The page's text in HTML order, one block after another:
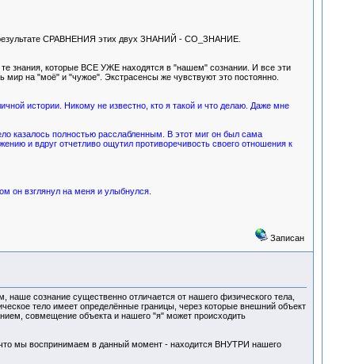
результате СРАВНЕНИЯ этих двух ЗНАНИЙ - СО_ЗНАНИЕ.
знания, которые ВСЕ УЖЕ находятся в "нашем" сознании. И все эти
на "моё" и "чужое". Экстрасенсы же чувствуют это постоянно.
истории. Никому не известно, кто я такой и что делаю. Даже мне
казалось полностью расслабленным. В этот миг он был сама
и вдруг отчетливо ощутил противоречивость своего отношения к
он взглянул на меня и улыбнулся.
Записан
сознание существенно отличается от нашего физического тела,
тело имеет определённые границы, через которые внешний объект
совмещение объекта и нашего "я" может происходить
что мы воспринимаем в данный момент - находится ВНУТРИ нашего